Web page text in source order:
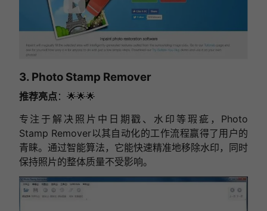
3. Photo Stamp Remover
推荐亮点 ：🌟🌟🌟
专注于解决照片中日期戳、水印等瑕疵，Photo
Stamp Remover以其自动化的工作流程赢得了用户的
青睐。通过智能算法，它能快速精准地移除水印，同时
保持照片的整体质量不受影响。